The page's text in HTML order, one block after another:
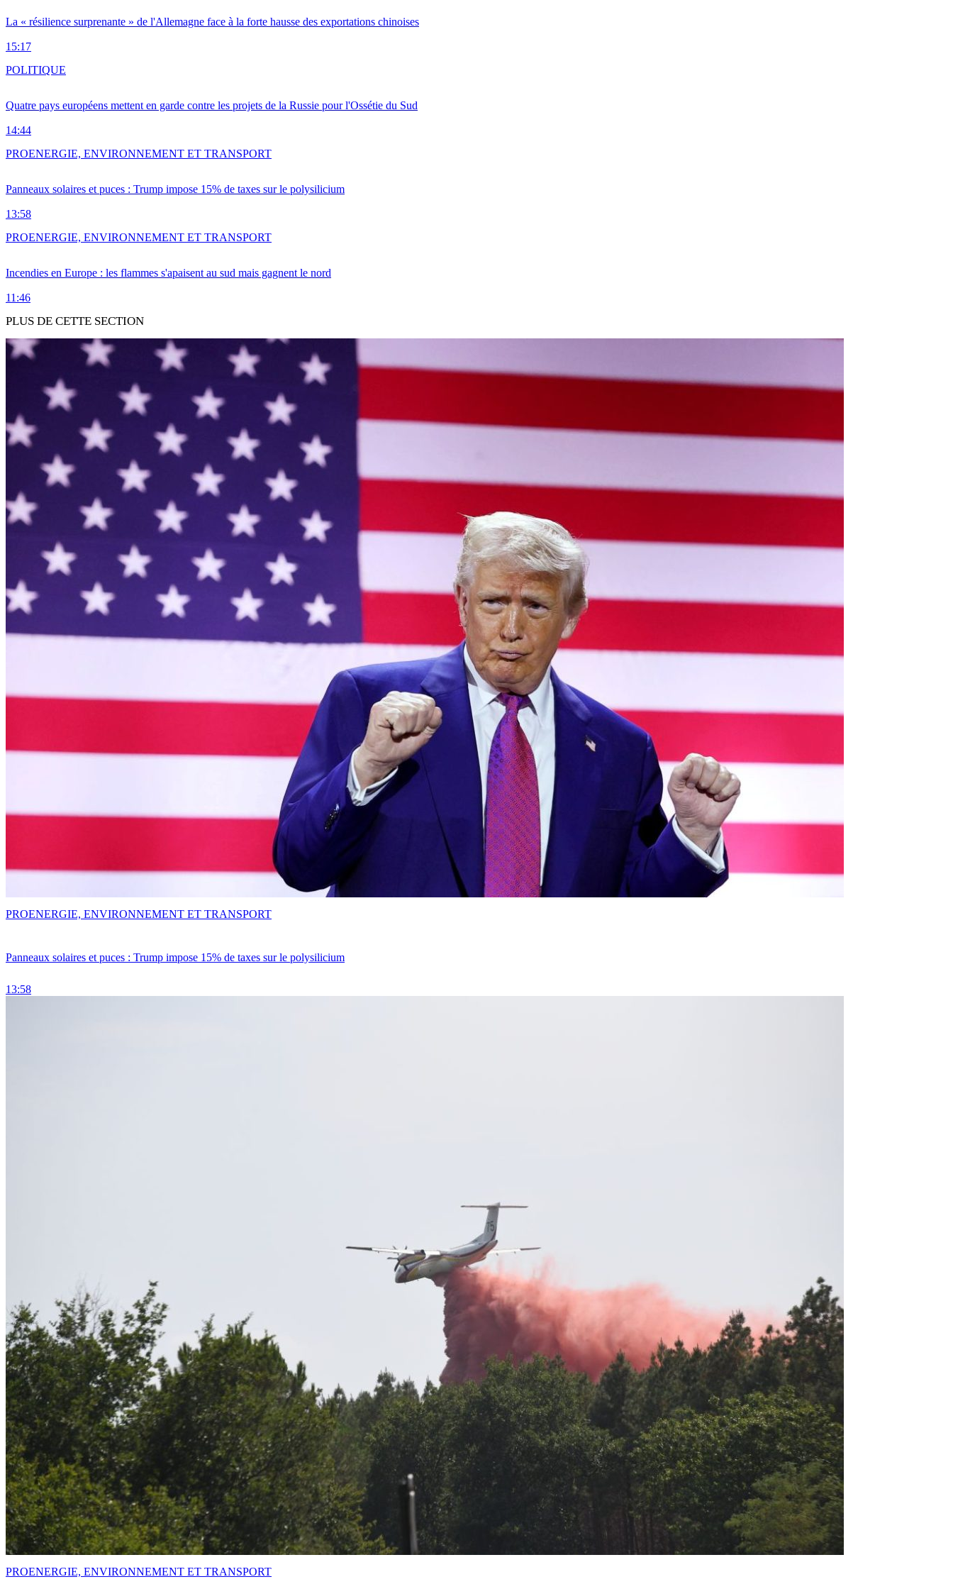
La « résilience surprenante » de l'Allemagne face à la forte hausse des exportations chinoises
15:17
Quatre pays européens mettent en garde contre les projets de la Russie pour l'Ossétie du Sud
14:44
POLITIQUE
Panneaux solaires et puces : Trump impose 15% de taxes sur le polysilicium
13:58
PROENERGIE, ENVIRONNEMENT ET TRANSPORT
Incendies en Europe : les flammes s'apaisent au sud mais gagnent le nord
11:46
PROENERGIE, ENVIRONNEMENT ET TRANSPORT
PLUS DE CETTE SECTION
Panneaux solaires et puces : Trump impose 15% de taxes sur le polysilicium
13:58
PROENERGIE, ENVIRONNEMENT ET TRANSPORT
PROENERGIE, ENVIRONNEMENT ET TRANSPORT